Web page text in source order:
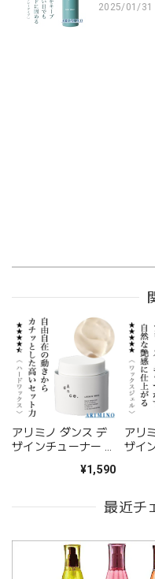
2025/01/31
アリミノ ダンス デ
ザインチューナー ロ
¥1,590
アリ
ザイ
最近チ